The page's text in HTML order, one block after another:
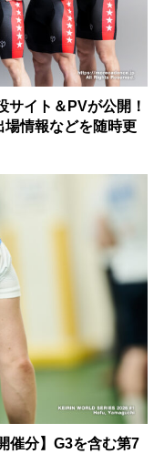
サイト＆PVが公開！
情報などを随時更
催分】G3を含む第7